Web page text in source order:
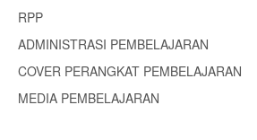
RPP
ADMINISTRASI PEMBELAJARAN
COVER PERANGKAT PEMBELAJARAN
MEDIA PEMBELAJARAN